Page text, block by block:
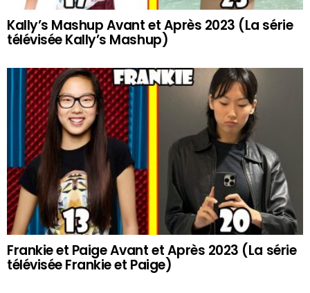
Kally’s Mashup Avant et Après 2023 (La série
télévisée Kally’s Mashup)
Frankie et Paige Avant et Après 2023 (La série
télévisée Frankie et Paige)